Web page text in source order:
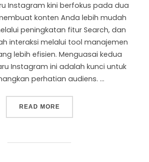
Instagram kini berfokus pada dua
konten Anda lebih mudah
peningkatan fitur Search, dan
interaksi melalui tool manajemen
lebih efisien. Menguasai kedua
Instagram ini adalah kunci untuk
perhatian audiens. …
READ MORE